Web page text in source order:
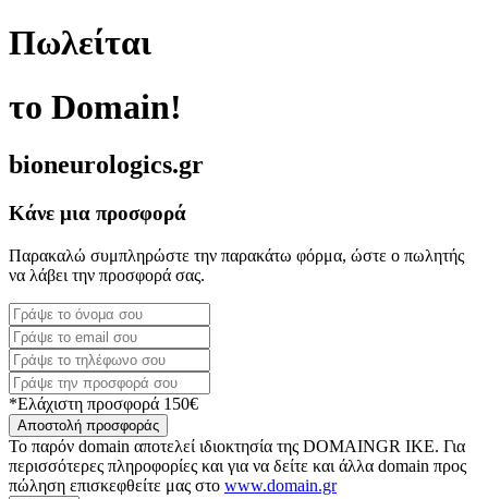
Πωλείται
το Domain!
bioneurologics.gr
Κάνε μια προσφορά
Παρακαλώ συμπληρώστε την παρακάτω φόρμα, ώστε ο πωλητής
να λάβει την προσφορά σας.
*Ελάχιστη προσφορά 150€
Αποστολή προσφοράς
Το παρόν domain αποτελεί ιδιοκτησία της DOMAINGR ΙΚΕ. Για
περισσότερες πληροφορίες και για να δείτε και άλλα domain προς
πώληση επισκεφθείτε μας στο www.domain.gr